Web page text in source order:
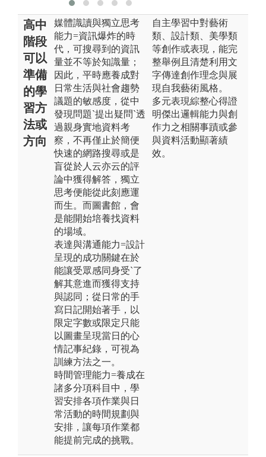
高中
階段
可以
準備
的學
習方
法或
方向
媒體識讀與獨立思考
能力=資訊爆炸的時
代，可搜尋到的資訊
量並不等於知識量；
因此，平時應養成對
日常生活與社會趨勢
議題的敏感度，從中
發現問題`提出疑問`透
過親身實地資料考
察，不再僅止於簡便
快速的網路搜尋或是
盲從於人云亦云的評
論中獲得解答，獨立
思考便能從此刻應運
而生。而圖書館，會
是能開始培養找資料
的場域。
表達與溝通能力=設計
呈現的成功關鍵在於
能讓受眾感同身受`了
解其意進而獲得支持
與認同；從日常的手
寫日記開始著手，以
限定字數或限定只能
以圖畫呈現當日的心
情記事紀錄，可視為
訓練方法之一。
時間管理能力=養成在
諸多分項科目中，學
習安排各項作業與日
常活動的時間規劃與
安排，讓每項作業都
能提前完成的挑戰。
自主學習中對藝術
類、設計類、美學類
等創作或表現，能完
整舉例且清楚利用文
字傳達創作理念與展
現自我藝術風格。
多元表現綜整心得證
明傑出邏輯能力與創
作力之相關事蹟或參
與資料活動顯著績
效。